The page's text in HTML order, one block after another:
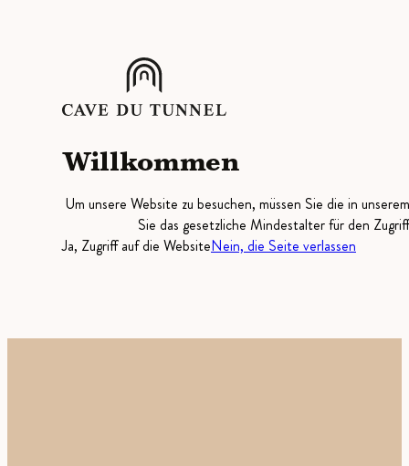
Willkommen
Um unsere Website zu besuchen, müssen Sie die in
Sie das gesetzliche Mindestalter für den
Ja, Zugriff auf die WebsiteNein, die Seite verlassen